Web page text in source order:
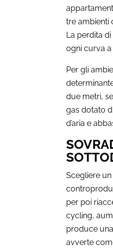
tre ambienti
La perdita
ogni curva a
Per gli
due metri,
gas dotato
d’aria e
Scegliere
per poi
cycling,
produce
avverte